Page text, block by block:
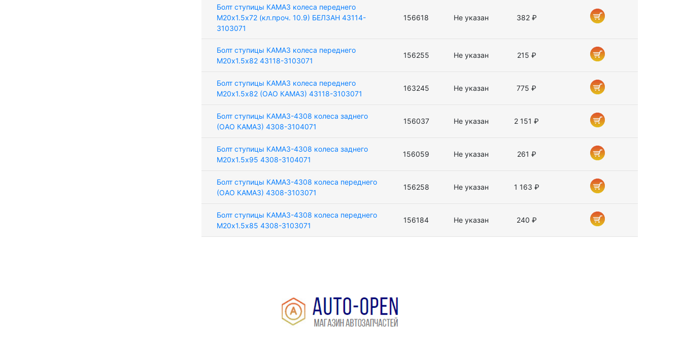
Болт ступицы КАМАЗ колеса переднего
М20х1.5х72 (кл.проч. 10.9) БЕЛЗАН 43114-
3103071
156618 Не указан 382 ₽
Болт ступицы КАМАЗ колеса переднего
М20х1.5х82 43118-3103071
156255 Не указан 215 ₽
Болт ступицы КАМАЗ колеса переднего
М20х1.5х82 (ОАО КАМАЗ) 43118-3103071
163245 Не указан 775 ₽
Болт ступицы КАМАЗ-4308 колеса заднего
(ОАО КАМАЗ) 4308-3104071
156037 Не указан 2 151 ₽
Болт ступицы КАМАЗ-4308 колеса заднего
М20х1.5х95 4308-3104071
156059 Не указан 261 ₽
Болт ступицы КАМАЗ-4308 колеса переднего
(ОАО КАМАЗ) 4308-3103071
156258 Не указан 1 163 ₽
Болт ступицы КАМАЗ-4308 колеса переднего
М20х1.5х85 4308-3103071
156184 Не указан 240 ₽